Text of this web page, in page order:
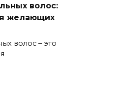
волос:
желающих
волос – это